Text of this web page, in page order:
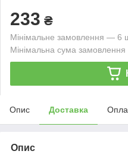
233 ₴
Мінімальне замовлення — 6
Мінімальна сума
Опис Доставка
Опис